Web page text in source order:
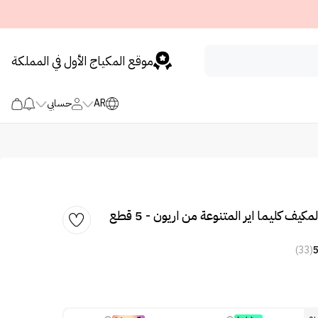
موقع المكياج الأول في المملكة
AR حسابي
كليما اير المتنوعة من اريون - 5 قطع
5
(33)